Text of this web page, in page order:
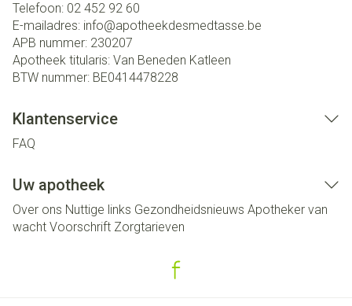
Telefoon: 02 452 92 60
E-mailadres: info@apotheekdesmedtasse.be
APB nummer: 230207
Apotheek titularis: Van Beneden Katleen
BTW nummer: BE0414478228
Klantenservice
FAQ
Uw apotheek
Over ons Nuttige links Gezondheidsnieuws Apotheker van
wacht Voorschrift Zorgtarieven